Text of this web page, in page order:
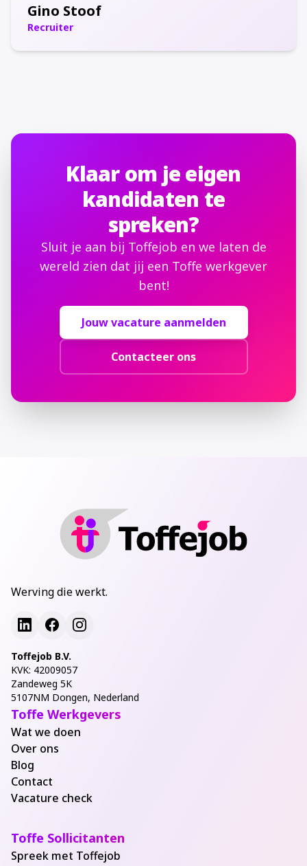
Gino Stoof
Recruiter
Klaar om je eigen
kandidaten te
spreken?
Sluit je aan bij Toffejob en we laten de
wereld zien dat jij een Toffe werkgever
bent!
Jouw vacature aanmelden
Contacteer ons
Werving die werkt.
Toffejob B.V.
KVK: 42009057
Zandeweg 5K
5107NM Dongen, Nederland
Toffe Werkgevers
Wat we doen
Over ons
Blog
Contact
Vacature check
Toffe Sollicitanten
Spreek met Toffejob